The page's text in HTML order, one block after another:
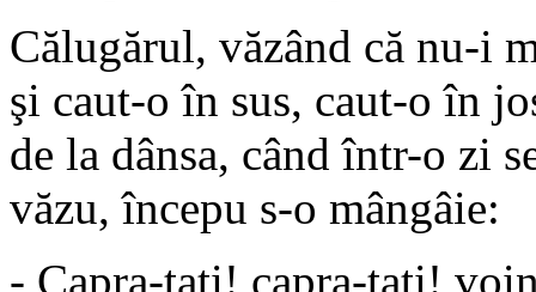
Călugărul, văzând că nu-i
şi caut-o în sus, caut-o în
de la dânsa, când într-o zi
văzu, începu s-o mângâie:
- Capra-tati! capra-tati!